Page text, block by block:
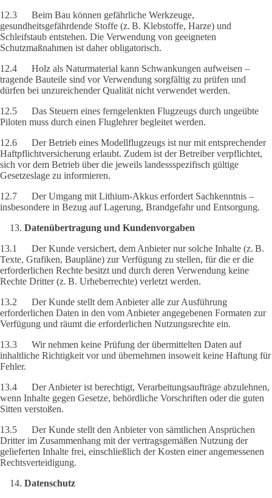
12.3 Beim Bau können gefährliche Werkzeuge,
gesundheitsgefährdende Stoffe (z. B. Klebstoffe, Harze) und
Schleifstaub entstehen. Die Verwendung von geeigneten
Schutzmaßnahmen ist daher obligatorisch.
12.4 Holz als Naturmaterial kann Schwankungen aufweisen –
tragende Bauteile sind vor Verwendung sorgfältig zu prüfen und
dürfen bei unzureichender Qualität nicht verwendet werden.
12.5 Das Steuern eines ferngelenkten Flugzeugs durch ungeübte
Piloten muss durch einen Fluglehrer begleitet werden.
12.6 Der Betrieb eines Modellflugzeugs ist nur mit entsprechender
Haftpflichtversicherung erlaubt. Zudem ist der Betreiber verpflichtet,
sich vor dem Betrieb über die jeweils landessspezifisch gültige
Gesetzeslage zu informieren.
12.7 Der Umgang mit Lithium-Akkus erfordert Sachkenntnis –
insbesondere in Bezug auf Lagerung, Brandgefahr und Entsorgung.
Datenübertragung und Kundenvorgaben
13.1 Der Kunde versichert, dem Anbieter nur solche Inhalte (z. B.
Texte, Grafiken, Baupläne) zur Verfügung zu stellen, für die er die
erforderlichen Rechte besitzt und durch deren Verwendung keine
Rechte Dritter (z. B. Urheberrechte) verletzt werden.
13.2 Der Kunde stellt dem Anbieter alle zur Ausführung
erforderlichen Daten in den vom Anbieter angegebenen Formaten zur
Verfügung und räumt die erforderlichen Nutzungsrechte ein.
13.3 Wir nehmen keine Prüfung der übermittelten Daten auf
inhaltliche Richtigkeit vor und übernehmen insoweit keine Haftung für
Fehler.
13.4 Der Anbieter ist berechtigt, Verarbeitungsaufträge abzulehnen,
wenn Inhalte gegen Gesetze, behördliche Vorschriften oder die guten
Sitten verstoßen.
13.5 Der Kunde stellt den Anbieter von sämtlichen Ansprüchen
Dritter im Zusammenhang mit der vertragsgemäßen Nutzung der
gelieferten Inhalte frei, einschließlich der Kosten einer angemessenen
Rechtsverteidigung.
Datenschutz